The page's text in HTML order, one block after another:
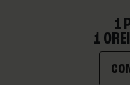
1
1